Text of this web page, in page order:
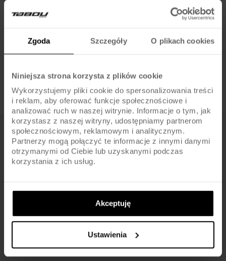
Zgoda Szczegóły O plikach cookies
Niniejsza strona korzysta z plików cookie
Wykorzystujemy pliki cookie do spersonalizowania treści
i reklam, aby oferować funkcje społecznościowe i
analizować ruch w naszej witrynie. Informacje o tym, jak
korzystasz z naszej witryny, udostępniamy partnerom
społecznościowym, reklamowym i analitycznym.
Partnerzy mogą połączyć te informacje z innymi danymi
otrzymanymi od Ciebie lub uzyskanymi podczas
korzystania z ich usług.
Akceptuję
Ustawienia
FIRMA
O nas
Kontakt
Archiwum rowerów
Oświadczenie o dostępności
SKLEP